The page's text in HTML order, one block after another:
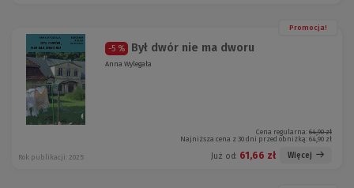
Promocja!
-5 % Był dwór nie ma dworu
Anna Wylegała
Cena regularna: 64,90 zł
Najniższa cena z 30 dni przed obniżką: 64,90 zł
Już od: 61,66 zł Więcej
Rok publikacji: 2025